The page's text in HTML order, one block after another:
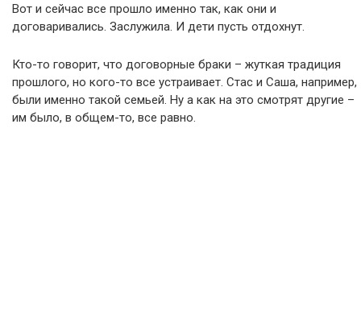
Вот и сейчас все прошло именно так, как они и
договаривались. Заслужила. И дети пусть отдохнут.
Кто-то говорит, что договорные браки – жуткая традиция
прошлого, но кого-то все устраивает. Стас и Саша, например,
были именно такой семьей. Ну а как на это смотрят другие –
им было, в общем-то, все равно.